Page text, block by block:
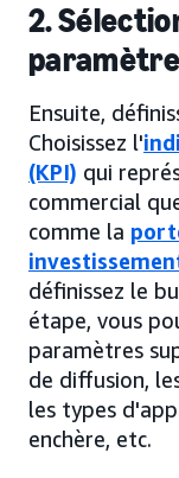
2.
Ensuite,
Choisissez l'
(KPI) qui
commercial
comme la
définissez le
étape, vous
paramètres
de diffusion,
les types
enchère, etc.